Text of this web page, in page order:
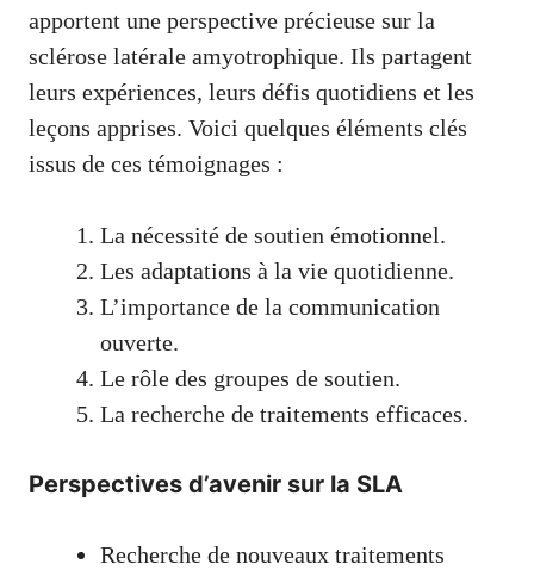
apportent une perspective précieuse sur la
sclérose latérale amyotrophique. Ils partagent
leurs expériences, leurs défis quotidiens et les
leçons apprises. Voici quelques éléments clés
issus de ces témoignages :
La nécessité de soutien émotionnel.
Les adaptations à la vie quotidienne.
L’importance de la communication
ouverte.
Le rôle des groupes de soutien.
La recherche de traitements efficaces.
Perspectives d’avenir sur la SLA
Recherche de nouveaux traitements